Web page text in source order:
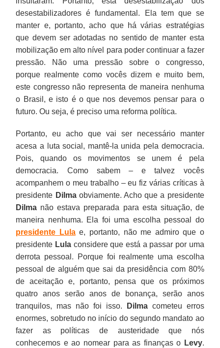
desestabilizadores é fundamental. Ela tem que se
manter e, portanto, acho que há várias estratégias
que devem ser adotadas no sentido de manter esta
mobilização em alto nível para poder continuar a fazer
pressão. Não uma pressão sobre o congresso,
porque realmente como vocês dizem e muito bem,
este congresso não representa de maneira nenhuma
o Brasil, e isto é o que nos devemos pensar para o
futuro. Ou seja, é preciso uma reforma política.
Portanto, eu acho que vai ser necessário manter
acesa a luta social, mantê-la unida pela democracia.
Pois, quando os movimentos se unem é pela
democracia. Como sabem – e talvez vocês
acompanhem o meu trabalho – eu fiz várias críticas à
presidente Dilmaobviamente. Acho que a presidente
Dilma não estava preparada para esta situação, de
maneira nenhuma. Ela foi uma escolha pessoal do
presidente Lulae, portanto, não me admiro que o
presidente Lula considere que está a passar por uma
derrota pessoal. Porque foi realmente uma escolha
pessoal de alguém que sai da presidência com 80%
de aceitação e, portanto, pensa que os próximos
quatro anos serão anos de bonança, serão anos
tranquilos, mas não foi isso.
Dilmacometeu erros
enormes, sobretudo no início do segundo mandato ao
fazer as políticas de austeridade que nós
conhecemos e ao nomear para as finanças o Levy.